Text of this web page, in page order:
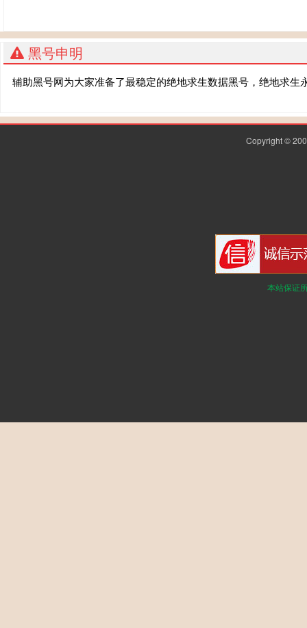
黑号申明
辅助黑号网为大家准备了最稳定的绝地求生数据黑号，绝地求
Copyright ©
本站保证